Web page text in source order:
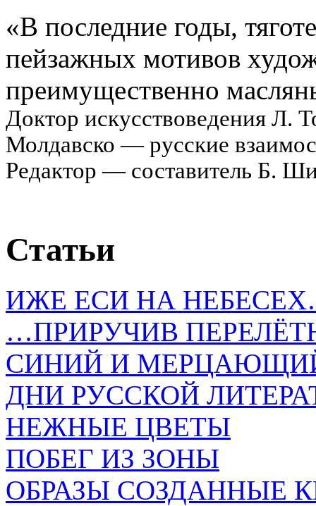
«В последние годы,
пейзажных мотивов
преимущественно
Доктор искусствоведения Л.
Молдавско — русские
Редактор — составитель Б.
Статьи
ИЖЕ ЕСИ НА
…ПРИРУЧИВ
СИНИЙ И
ДНИ РУССКОЙ
НЕЖНЫЕ ЦВЕТЫ
ПОБЕГ ИЗ ЗОНЫ
ОБРАЗЫ СОЗДАННЫЕ